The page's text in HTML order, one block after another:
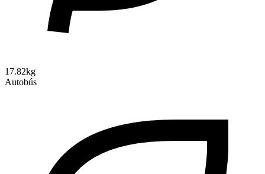
17.82kg
Autobús